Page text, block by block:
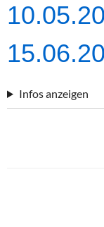
Infos anzeigen